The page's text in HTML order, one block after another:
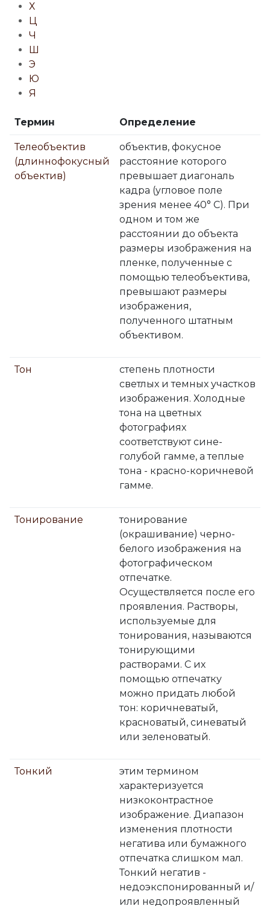
Х
Ц
Ч
Ш
Э
Ю
Я
Термин Определение
Телеобъектив
(длиннофокусный
объектив)
объектив, фокусное
расстояние которого
превышает диагональ
кадра (угловое поле
зрения менее 40° С). При
одном и том же
расстоянии до объекта
размеры изображения на
пленке, полученные с
помощью телеобъектива,
превышают размеры
изображения,
полученного штатным
объективом.
Тон
степень плотности
светлых и темных участков
изображения. Холодные
тона на цветных
фотографиях
соответствуют сине-
голубой гамме, а теплые
тона - красно-коричневой
гамме.
Тонирование
тонирование
(окрашивание) черно-
белого изображения на
фотографическом
отпечатке.
Осуществляется после его
проявления. Растворы,
используемые для
тонирования, называются
тонирующими
растворами. С их
помощью отпечатку
можно придать любой
тон: коричневатый,
красноватый, синеватый
или зеленоватый.
Тонкий
этим термином
характеризуется
низкоконтрастное
изображение. Диапазон
изменения плотности
негатива или бумажного
отпечатка слишком мал.
Тонкий негатив -
недоэкспонированный и/
или недопроявленный